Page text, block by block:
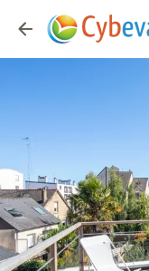
Photos Équipements